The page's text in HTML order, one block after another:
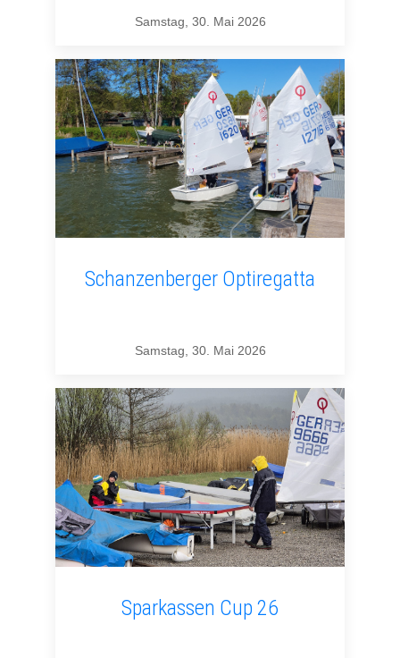
Samstag, 30. Mai 2026
Schanzenberger Optiregatta
Samstag, 30. Mai 2026
Sparkassen Cup 26